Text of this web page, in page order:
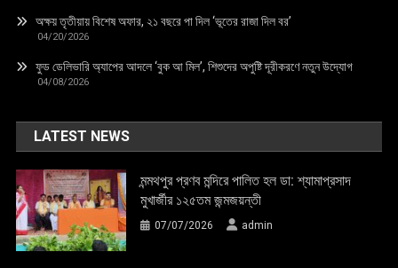
অক্ষয় তৃতীয়ায় বিশেষ অফার, ২১ বছরে পা দিল ‘ভূতের রাজা দিল বর’
04/20/2026
ফুড ডেলিভারি অ্যাপের আদলে ‘বুক আ মিল’, শিশুদের অপুষ্টি দূরীকরণে নতুন উদ্যোগ
04/08/2026
LATEST NEWS
মন্মথপুর প্রণব মন্দিরে পালিত হল ডা: শ্যামাপ্রসাদ
মুখার্জীর ১২৫তম জন্মজয়ন্তী
07/07/2026 admin